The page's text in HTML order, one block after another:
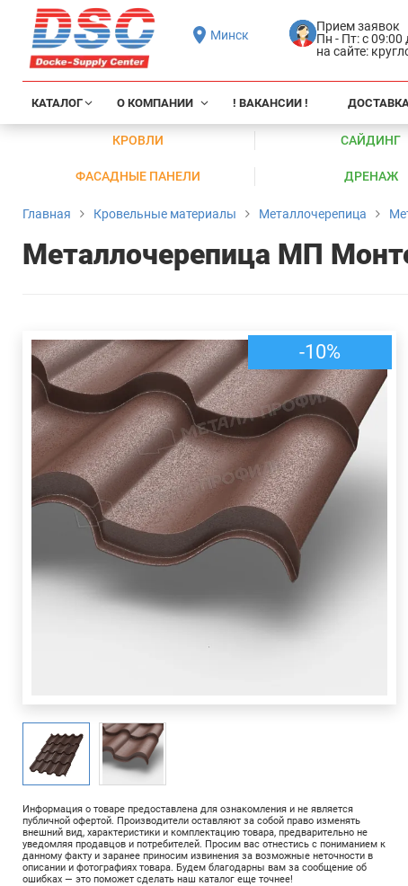
Минск
Прием заявок
Пн - Пт: с 09:00
на сайте:
КАТАЛОГ О КОМПАНИИ ! ВАКАНСИИ !
КРОВЛИ САЙДИНГ
ФАСАДНЫЕ ПАНЕЛИ ДРЕНАЖ
Главная Кровельные материалы Металлочерепица
Металлочерепица МП
-10%
Информация о товаре предоставлена для ознакомления и не является
публичной офертой. Производители оставляют за собой право изменять
внешний вид, характеристики и комплектацию товара, предварительно не
уведомляя продавцов и потребителей. Просим вас отнестись с пониманием к
данному факту и заранее приносим извинения за возможные неточности в
описании и фотографиях товара. Будем благодарны вам за сообщение об
ошибках — это поможет сделать наш каталог еще точнее!